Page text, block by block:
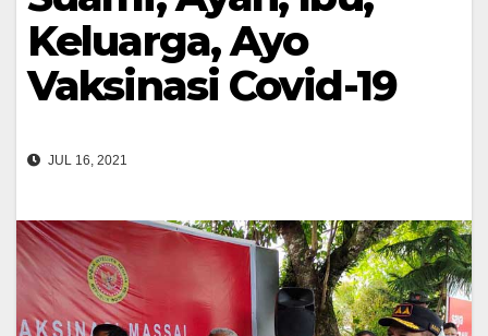
Keluarga, Ayo
Vaksinasi Covid-19
JUL 16, 2021